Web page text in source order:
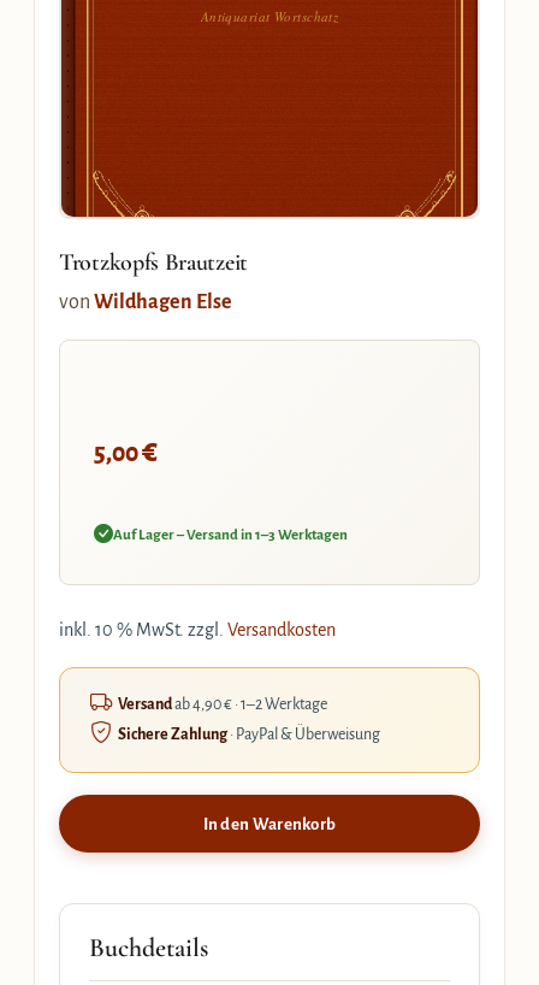
Antiquariat Wortschatz
Trotzkopfs Brautzeit
von Wildhagen Else
5,00€
Auf Lager – Versand in 1–3 Werktagen
inkl. 10 % MwSt. zzgl. Versandkosten
Versandab 4,90 € · 1–2 Werktage
Sichere Zahlung· PayPal & Überweisung
In den Warenkorb
Buchdetails